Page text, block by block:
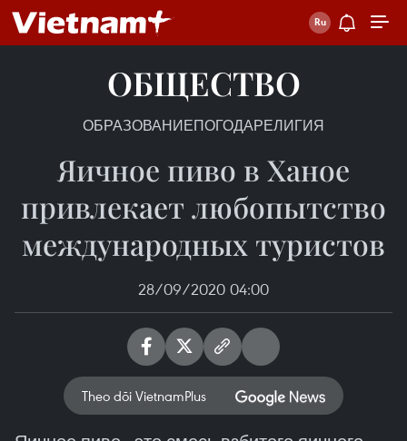
ОБЩЕСТВО
ОБРАЗОВАНИЕПОГОДАРЕЛИГИЯ
Яичное пиво в Ханое
привлекает любопытство
международных туристов
28/09/2020 04:00
Theo dõi VietnamPlus